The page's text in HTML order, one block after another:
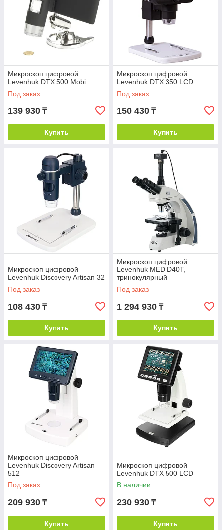
Микроскоп цифровой
Levenhuk DTX 500 Mobi
Под заказ
139 930 ₸
Купить
Микроскоп цифровой
Levenhuk DTX 350 LCD
Под заказ
150 430 ₸
Купить
Микроскоп цифровой
Levenhuk Discovery Artisan 32
Под заказ
108 430 ₸
Купить
Микроскоп цифровой
Levenhuk MED D40T,
тринокулярный
Под заказ
1 294 930 ₸
Купить
Микроскоп цифровой
Levenhuk Discovery Artisan
512
Под заказ
209 930 ₸
Купить
Микроскоп цифровой
Levenhuk DTX 500 LCD
В наличии
230 930 ₸
Купить